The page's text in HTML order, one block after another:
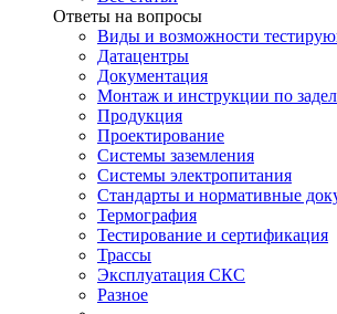
Ответы на вопросы
Виды и возможности
Датацентры
Документация
Монтаж и инструкции по
Продукция
Проектирование
Системы заземления
Системы электропитания
Стандарты и нормативные
Термография
Тестирование и сертификация
Трассы
Эксплуатация СКС
Разное